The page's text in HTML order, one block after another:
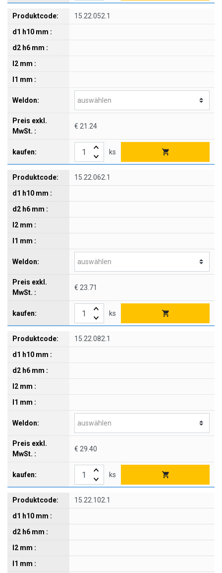
15.22.052.1
€ 21.24
ks
15.22.062.1
€ 23.71
ks
15.22.082.1
€ 29.40
ks
15.22.102.1